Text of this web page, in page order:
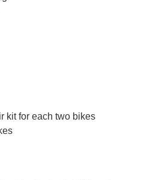
kit for each two bikes